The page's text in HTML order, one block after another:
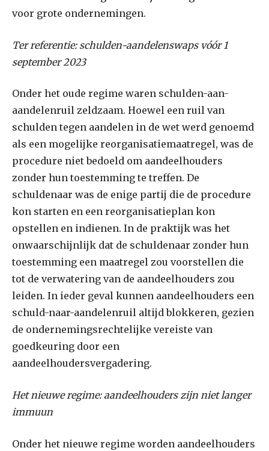
voor grote ondernemingen.
Ter referentie: schulden-aandelenswaps vóór 1
september 2023
Onder het oude regime waren schulden-aan-
aandelenruil zeldzaam. Hoewel een ruil van
schulden tegen aandelen in de wet werd genoemd
als een mogelijke reorganisatiemaatregel, was de
procedure niet bedoeld om aandeelhouders
zonder hun toestemming te treffen. De
schuldenaar was de enige partij die de procedure
kon starten en een reorganisatieplan kon
opstellen en indienen. In de praktijk was het
onwaarschijnlijk dat de schuldenaar zonder hun
toestemming een maatregel zou voorstellen die
tot de verwatering van de aandeelhouders zou
leiden. In ieder geval kunnen aandeelhouders een
schuld-naar-aandelenruil altijd blokkeren, gezien
de ondernemingsrechtelijke vereiste van
goedkeuring door een
aandeelhoudersvergadering.
Het nieuwe regime: aandeelhouders zijn niet langer
immuun
Onder het nieuwe regime worden aandeelhouders